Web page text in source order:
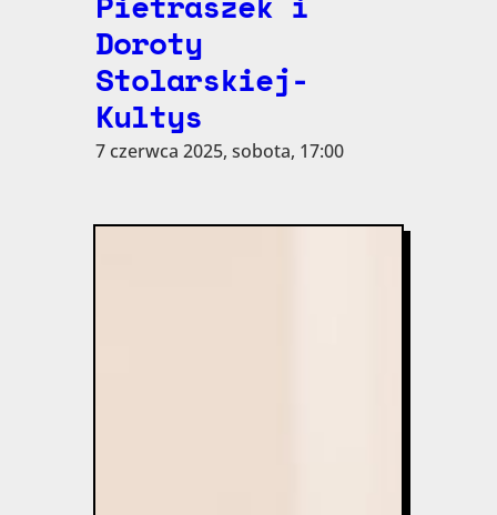
Doroty
Stolarskiej-
Kultys
7 czerwca 2025, sobota, 17:00